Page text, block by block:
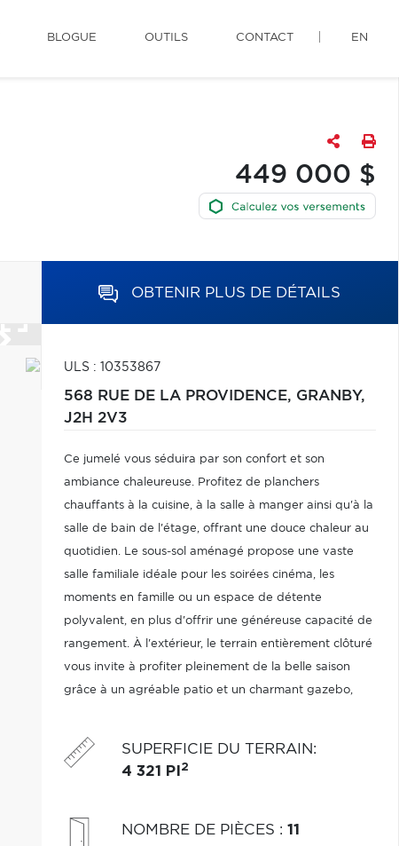
BLOGUE OUTILS CONTACT EN
449 000 $
OBTENIR PLUS DE DÉTAILS
ULS : 10353867
568 RUE DE LA PROVIDENCE, GRANBY,
J2H 2V3
Ce jumelé vous séduira par son confort et son
ambiance chaleureuse. Profitez de planchers
chauffants à la cuisine, à la salle à manger ainsi qu'à la
salle de bain de l'étage, offrant une douce chaleur au
quotidien. Le sous-sol aménagé propose une vaste
salle familiale idéale pour les soirées cinéma, les
moments en famille ou un espace de détente
polyvalent, en plus d'offrir une généreuse capacité de
rangement. À l'extérieur, le terrain entièrement clôturé
vous invite à profiter pleinement de la belle saison
grâce à un agréable patio et un charmant gazebo,
instants de tranquillité...
SUPERFICIE DU TERRAIN:
4 321 PI 2
NOMBRE DE PIÈCES : 11